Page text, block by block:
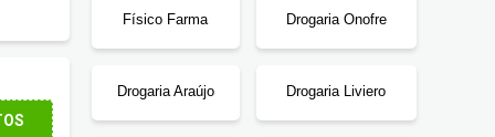
Físico Farma Drogaria Onofre
Drogaria Araújo Drogaria Liviero